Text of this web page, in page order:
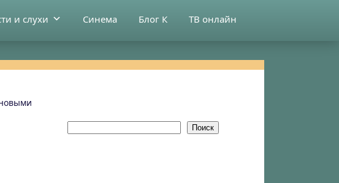
и слухи Синема Блог К ТВ онлайн
Поиск